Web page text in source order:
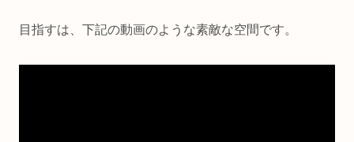
目指すは、下記の動画のような素敵な空間です。